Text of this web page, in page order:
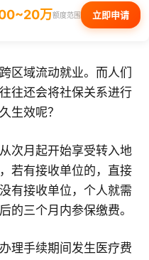
万额度范围 立即申请
区域流动就业。而人们
往还会将社保关系进行
生效呢？
次月起开始享受转入地
若有接收单位的，直接
有接收单位，个人就需
的三个月内参保缴费。
理手续期间发生医疗费